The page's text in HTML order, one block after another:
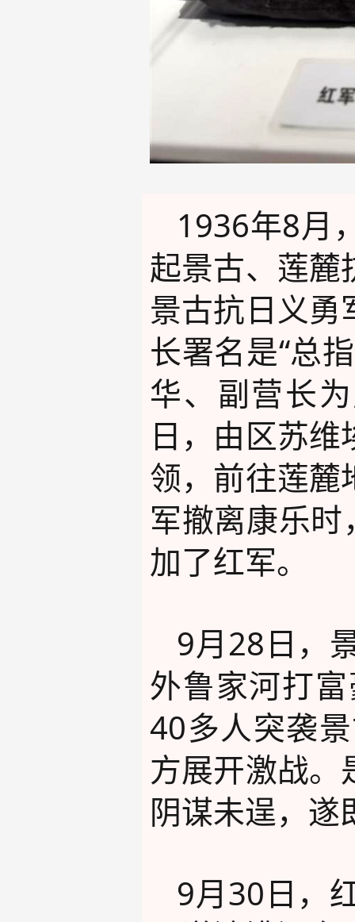
1936年8月
起景古、莲麓
景古抗日义勇
长署名是“总
华、副营长
日，由区苏
领，前往莲麓
军撤离康乐
加了红军。
9月28日，
外鲁家河打
40多人突袭
方展开激战。
阴谋未逞，遂
9月30日，